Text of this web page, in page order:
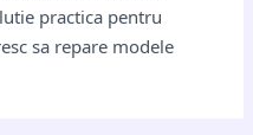
practica pentru
sa repare modele